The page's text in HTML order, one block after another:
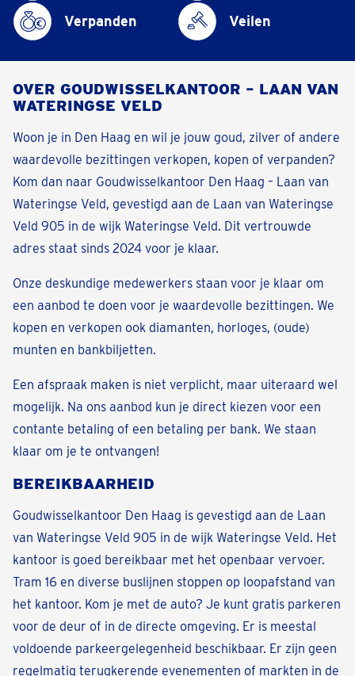
Verpanden Veilen
OVER GOUDWISSELKANTOOR – LAAN VAN
WATERINGSE VELD
Woon je in Den Haag en wil je jouw goud, zilver of andere
waardevolle bezittingen verkopen, kopen of verpanden?
Kom dan naar Goudwisselkantoor Den Haag – Laan van
Wateringse Veld, gevestigd aan de Laan van Wateringse
Veld 905 in de wijk Wateringse Veld. Dit vertrouwde
adres staat sinds 2024 voor je klaar.
Onze deskundige medewerkers staan voor je klaar om
een aanbod te doen voor je waardevolle bezittingen. We
kopen en verkopen ook diamanten, horloges, (oude)
munten en bankbiljetten.
Een afspraak maken is niet verplicht, maar uiteraard wel
mogelijk. Na ons aanbod kun je direct kiezen voor een
contante betaling of een betaling per bank. We staan
klaar om je te ontvangen!
BEREIKBAARHEID
Goudwisselkantoor Den Haag is gevestigd aan de Laan
van Wateringse Veld 905 in de wijk Wateringse Veld. Het
kantoor is goed bereikbaar met het openbaar vervoer.
Tram 16 en diverse buslijnen stoppen op loopafstand van
het kantoor. Kom je met de auto? Je kunt gratis parkeren
voor de deur of in de directe omgeving. Er is meestal
voldoende parkeergelegenheid beschikbaar. Er zijn geen
regelmatig terugkerende evenementen of markten in de